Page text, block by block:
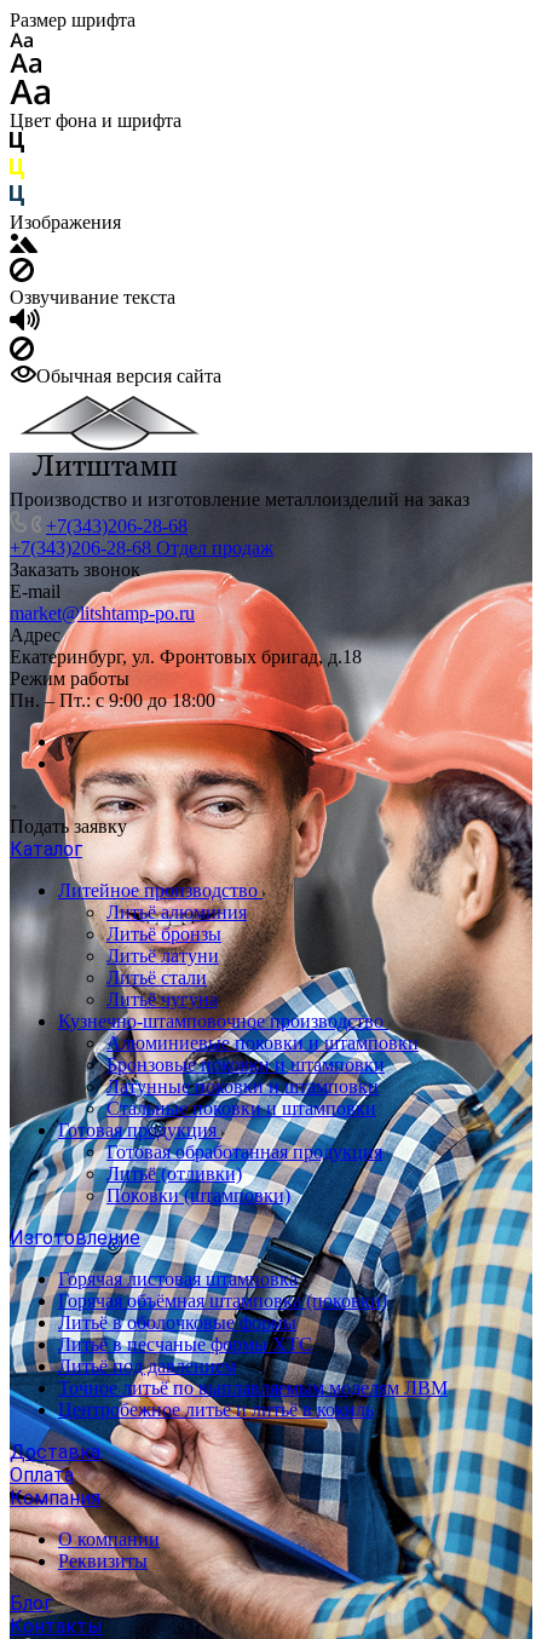
Размер шрифта
Цвет фона и шрифта
Изображения
Озвучивание текста
Обычная версия сайта
Производство и изготовление металлоизделий на заказ
+7(343)206-28-68
+7(343)206-28-68 Отдел продаж
Заказать звонок
E-mail
market@litshtamp-po.ru
Адрес
Екатеринбург, ул. Фронтовых бригад, д.18
Режим работы
Пн. – Пт.: с 9:00 до 18:00
Подать заявку
Каталог
Литейное производство
Литьё алюминия
Литьё бронзы
Литьё латуни
Литьё стали
Литьё чугуна
Кузнечно-штамповочное производство
Алюминиевые поковки и штамповки
Бронзовые поковки и штамповки
Латунные поковки и штамповки
Стальные поковки и штамповки
Готовая продукция
Готовая обработанная продукция
Литьё (отливки)
Поковки (штамповки)
Изготовление
Горячая листовая штамповка
Горячая объёмная штамповка (поковки)
Литьё в оболочковые формы
Литьё в песчаные формы ХТС
Литьё под давлением
Точное литьё по выплавляемым моделям ЛВМ
Центробежное литьё и литьё в кокиль
Доставка
Оплата
Компания
О компании
Реквизиты
Блог
Контакты